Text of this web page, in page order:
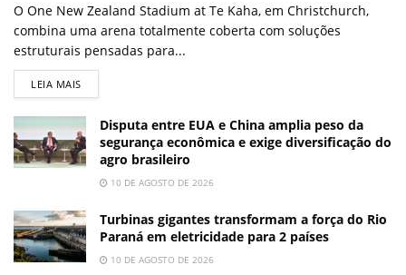
O One New Zealand Stadium at Te Kaha, em Christchurch,
combina uma arena totalmente coberta com soluções
estruturais pensadas para...
LEIA MAIS
Disputa entre EUA e China amplia peso da
segurança econômica e exige diversificação do
agro brasileiro
10 DE AGOSTO DE 2026
Turbinas gigantes transformam a força do Rio
Paraná em eletricidade para 2 países
10 DE AGOSTO DE 2026